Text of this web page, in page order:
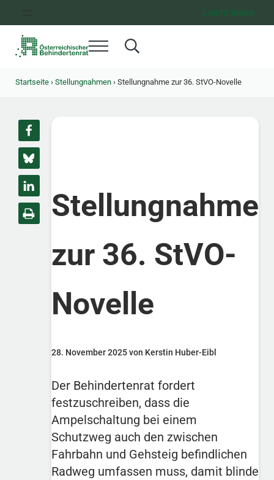
Leicht lesen
Menü Search...
Startseite › Stellungnahmen ›Stellungnahme zur 36. StVO-Novelle
Stellungnahme
zur 36. StVO-
Novelle
28. November 2025 von Kerstin Huber-Eibl
Der Behindertenrat fordert
festzuschreiben, dass die
Ampelschaltung bei einem
Schutzweg auch den zwischen
Fahrbahn und Gehsteig befindlichen
Radweg umfassen muss, damit blinde